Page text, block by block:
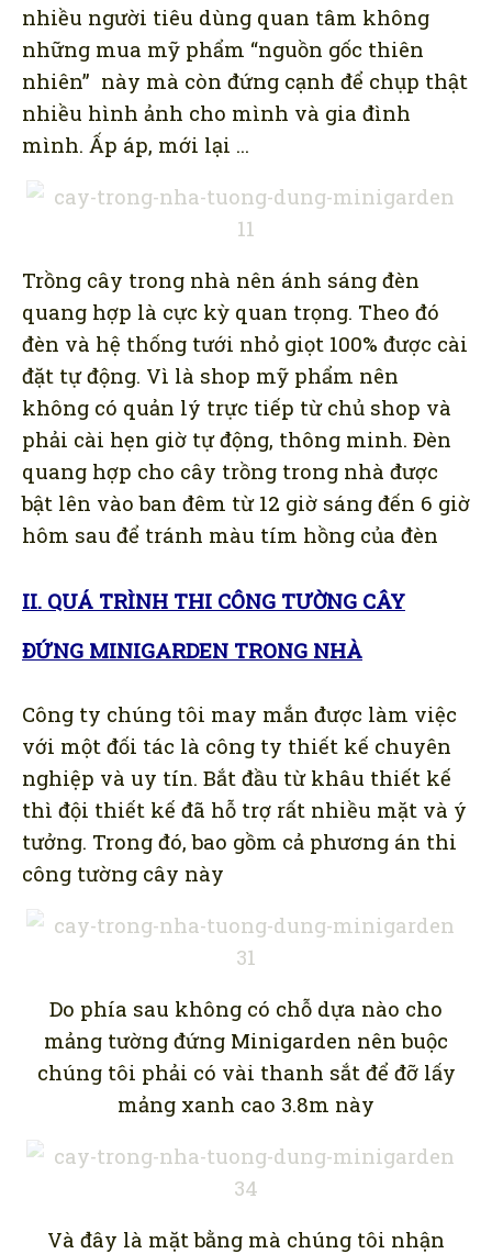
nhiều người tiêu dùng quan tâm không
những mua mỹ phẩm “nguồn gốc thiên
nhiên” này mà còn đứng cạnh để chụp thật
nhiều hình ảnh cho mình và gia đình
mình. Ấp áp, mới lại …
Trồng cây trong nhà nên ánh sáng đèn
quang hợp là cực kỳ quan trọng. Theo đó
đèn và hệ thống tưới nhỏ giọt 100% được cài
đặt tự động. Vì là shop mỹ phẩm nên
không có quản lý trực tiếp từ chủ shop và
phải cài hẹn giờ tự động, thông minh. Đèn
quang hợp cho cây trồng trong nhà được
bật lên vào ban đêm từ 12 giờ sáng đến 6 giờ
hôm sau để tránh màu tím hồng của đèn
II. QUÁ TRÌNH THI CÔNG TƯỜNG CÂY
ĐỨNG MINIGARDEN TRONG NHÀ
Công ty chúng tôi may mắn được làm việc
với một đối tác là công ty thiết kế chuyên
nghiệp và uy tín. Bắt đầu từ khâu thiết kế
thì đội thiết kế đã hỗ trợ rất nhiều mặt và ý
tưởng. Trong đó, bao gồm cả phương án thi
công tường cây này
Do phía sau không có chỗ dựa nào cho
mảng tường đứng Minigarden nên buộc
chúng tôi phải có vài thanh sắt để đỡ lấy
mảng xanh cao 3.8m này
Và đây là mặt bằng mà chúng tôi nhận